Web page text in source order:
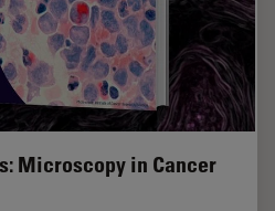
Microscopy in Cancer